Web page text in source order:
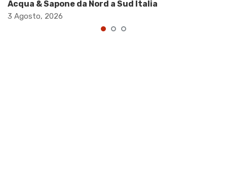
Acqua & Sapone da Nord a Sud Italia
3 Agosto, 2026